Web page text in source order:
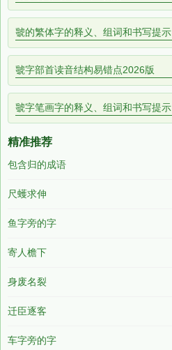
虢的繁体字的释义、组词和书写提示
虢字部首读音结构易错点2026版
虢字笔画字的释义、组词和书写提示
精准推荐
包含归的成语
尺蠖求伸
鱼字旁的字
寄人檐下
身废名裂
迁臣逐客
车字旁的字